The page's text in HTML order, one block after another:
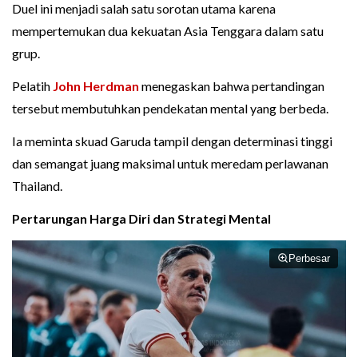
Duel ini menjadi salah satu sorotan utama karena
mempertemukan dua kekuatan Asia Tenggara dalam satu
grup.
Pelatih John Herdman menegaskan bahwa pertandingan
tersebut membutuhkan pendekatan mental yang berbeda.
Ia meminta skuad Garuda tampil dengan determinasi tinggi
dan semangat juang maksimal untuk meredam perlawanan
Thailand.
Pertarungan Harga Diri dan Strategi Mental
Perbesar